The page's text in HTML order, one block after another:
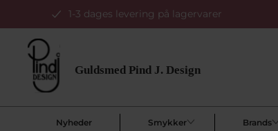
1-3 dages levering på lagervarer
Nyheder Smykker Brands